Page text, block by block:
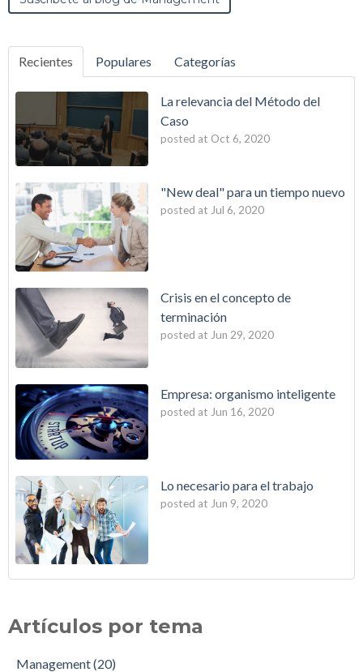
Recientes Populares Categorías
La relevancia del Método del
Caso
posted at Oct 6, 2020
"New deal" para un tiempo nuevo
posted at Jul 6, 2020
Crisis en el concepto de
terminación
posted at Jun 29, 2020
Empresa: organismo inteligente
posted at Jun 16, 2020
Lo necesario para el trabajo
posted at Jun 9, 2020
Artículos por tema
Management(20)